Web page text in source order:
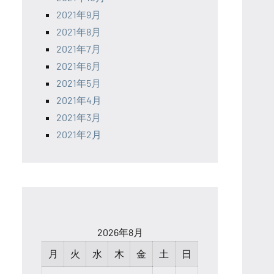
2021年9月
2021年8月
2021年7月
2021年6月
2021年5月
2021年4月
2021年3月
2021年2月
2026年8月
月
火 水 木 金 土 日